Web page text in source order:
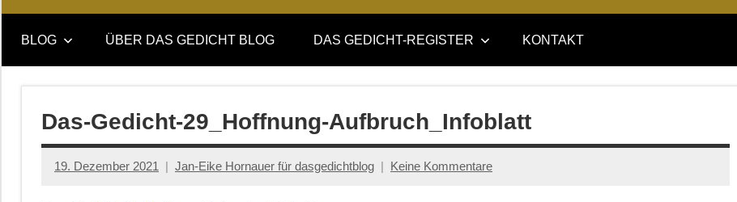
DAS
GEDICHT
blog
DAS
GEDICHT.
Zeitschrift
BLOG ÜBER DAS GEDICHT BLOG DAS GEDICHT-REGISTER KONTAKT
Das-Gedicht-29_Hoffnung-Aufbruch_Infoblatt
19. Dezember 2021 Jan-Eike Hornauer für dasgedichtblog Keine Kommentare